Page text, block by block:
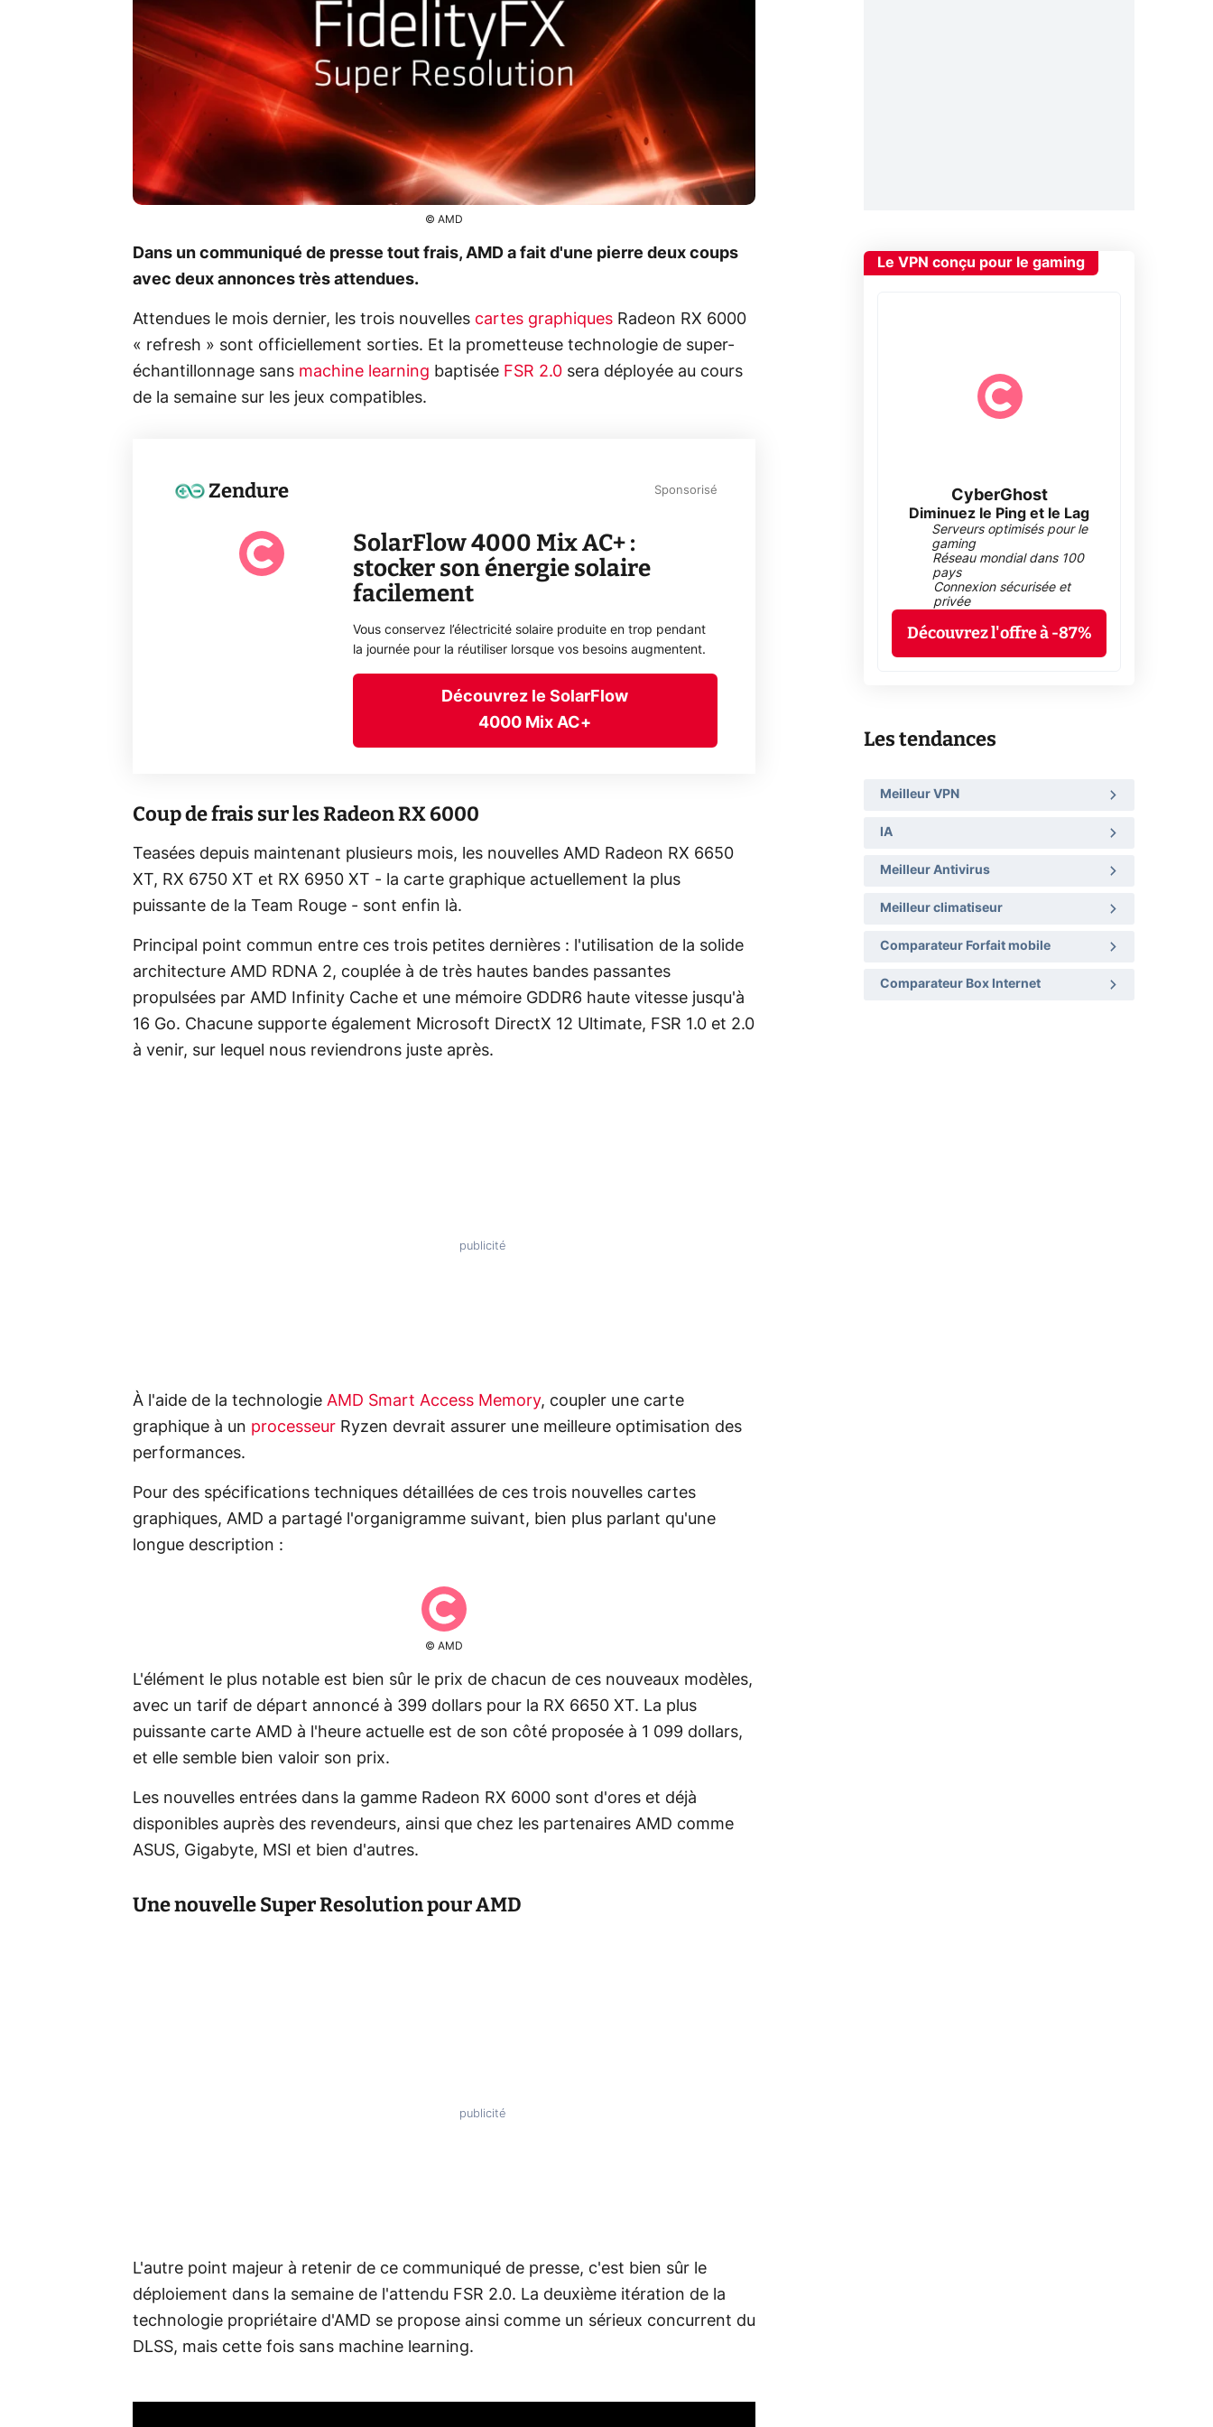
© AMD
Dans un communiqué de presse tout frais, AMD a fait d'une pierre deux coups
avec deux annonces très attendues.
Attendues le mois dernier, les trois nouvelles cartes graphiques Radeon RX 6000
« refresh » sont officiellement sorties. Et la prometteuse technologie de super-
échantillonnage sans machine learning baptisée FSR 2.0 sera déployée au cours
de la semaine sur les jeux compatibles.
Zendure Sponsorisé
SolarFlow 4000 Mix AC+ :
stocker son énergie solaire
facilement
Vous conservez l’électricité solaire produite en trop pendant
la journée pour la réutiliser lorsque vos besoins augmentent.
Découvrez le SolarFlow
4000 Mix AC+
Coup de frais sur les Radeon RX 6000
Teasées depuis maintenant plusieurs mois, les nouvelles AMD Radeon RX 6650
XT, RX 6750 XT et RX 6950 XT - la carte graphique actuellement la plus
puissante de la Team Rouge - sont enfin là.
Principal point commun entre ces trois petites dernières : l'utilisation de la solide
architecture AMD RDNA 2, couplée à de très hautes bandes passantes
propulsées par AMD Infinity Cache et une mémoire GDDR6 haute vitesse jusqu'à
16 Go. Chacune supporte également Microsoft DirectX 12 Ultimate, FSR 1.0 et 2.0
à venir, sur lequel nous reviendrons juste après.
À l'aide de la technologie AMD Smart Access Memory, coupler une carte
graphique à un processeur Ryzen devrait assurer une meilleure optimisation des
performances.
Pour des spécifications techniques détaillées de ces trois nouvelles cartes
graphiques, AMD a partagé l'organigramme suivant, bien plus parlant qu'une
longue description :
© AMD
L'élément le plus notable est bien sûr le prix de chacun de ces nouveaux modèles,
avec un tarif de départ annoncé à 399 dollars pour la RX 6650 XT. La plus
puissante carte AMD à l'heure actuelle est de son côté proposée à 1 099 dollars,
et elle semble bien valoir son prix.
Les nouvelles entrées dans la gamme Radeon RX 6000 sont d'ores et déjà
disponibles auprès des revendeurs, ainsi que chez les partenaires AMD comme
ASUS, Gigabyte, MSI et bien d'autres.
Une nouvelle Super Resolution pour AMD
L'autre point majeur à retenir de ce communiqué de presse, c'est bien sûr le
déploiement dans la semaine de l'attendu FSR 2.0. La deuxième itération de la
technologie propriétaire d'AMD se propose ainsi comme un sérieux concurrent du
DLSS, mais cette fois sans machine learning.
Le VPN conçu pour le gaming
CyberGhost
Diminuez le Ping et le Lag
Serveurs optimisés pour le
gaming
Réseau mondial dans 100
pays
Connexion sécurisée et
privée
Découvrez l'offre à -87%
Les tendances
Meilleur VPN
IA
Meilleur Antivirus
Meilleur climatiseur
Comparateur Forfait mobile
Comparateur Box Internet